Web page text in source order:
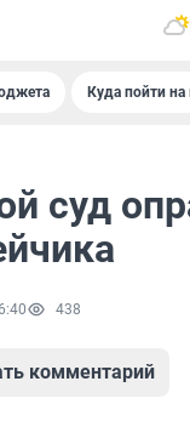
Куда пойти
суд
438
комментарий